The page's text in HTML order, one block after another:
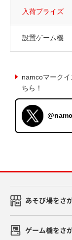
入荷プライズ
設置ゲーム機
namcoマーク
ちら！
あそび場をさ
ゲーム機をさ